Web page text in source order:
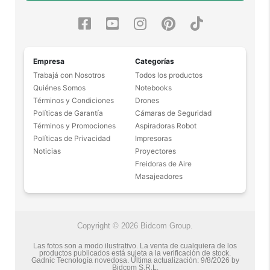
Empresa
Trabajá con Nosotros
Quiénes Somos
Términos y Condiciones
Políticas de Garantía
Términos y Promociones
Políticas de Privacidad
Noticias
Categorías
Todos los productos
Notebooks
Drones
Cámaras de Seguridad
Aspiradoras Robot
Impresoras
Proyectores
Freidoras de Aire
Masajeadores
Copyright © 2026 Bidcom Group.
Las fotos son a modo ilustrativo. La venta de cualquiera de los
productos publicados está sujeta a la verificación de stock.
Gadnic Tecnología novedosa.Última actualización: 9/8/2026 by
Bidcom S.R.L.